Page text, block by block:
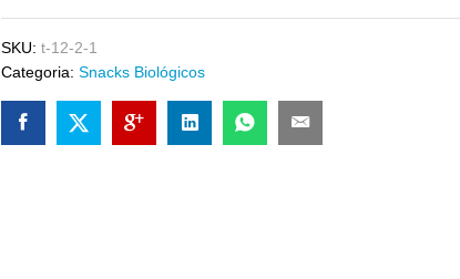
Gengibre
30gr
SKU:t-12-2-1
Categoria:Snacks Biológicos